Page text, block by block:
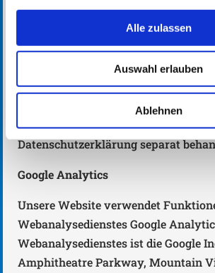
Alle zulassen
Auswahl erlauben
Ablehnen
auf Grundlage von Art. 6 Abs. 1 lit. f
Website haben wir ein berechtigtes
Speicherung von Cookies zur
und reibungslosen Bereitstellung
Sofern die Setzung anderer Cookies
Analyse-Funktionen) erfolgt,
Datenschutzerklärung separat
Google Analytics
Unsere Website verwendet
Webanalysedienstes Google
Webanalysedienstes ist die Google
Amphitheatre Parkway, Mountain